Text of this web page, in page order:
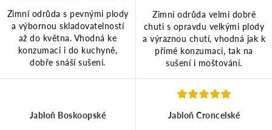
Zimní odrůda s pevnými plody
a výbornou skladovatelností
až do května. Vhodná ke
konzumaci i do kuchyně,
dobře snáší sušení.
Zimní odrůda velmi dobré
chuti s opravdu velkými plody
a výraznou chutí, vhodná jak k
přímé konzumaci, tak na
sušení i moštování.
Jabloň Boskoopské Jabloň Croncelské